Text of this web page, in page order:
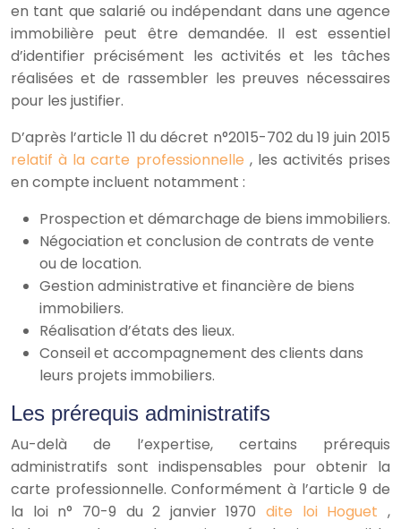
en tant que salarié ou indépendant dans une agence
immobilière peut être demandée. Il est essentiel
d’identifier précisément les activités et les tâches
réalisées et de rassembler les preuves nécessaires
pour les justifier.
D’après l’article 11 du décret n°2015-702 du 19 juin 2015
relatif à la carte professionnelle , les activités prises
en compte incluent notamment :
Prospection et démarchage de biens immobiliers.
Négociation et conclusion de contrats de vente
ou de location.
Gestion administrative et financière de biens
immobiliers.
Réalisation d’états des lieux.
Conseil et accompagnement des clients dans
leurs projets immobiliers.
Les prérequis administratifs
Au-delà de l’expertise, certains prérequis
administratifs sont indispensables pour obtenir la
carte professionnelle. Conformément à l’article 9 de
la loi n° 70-9 du 2 janvier 1970dite loi Hoguet,